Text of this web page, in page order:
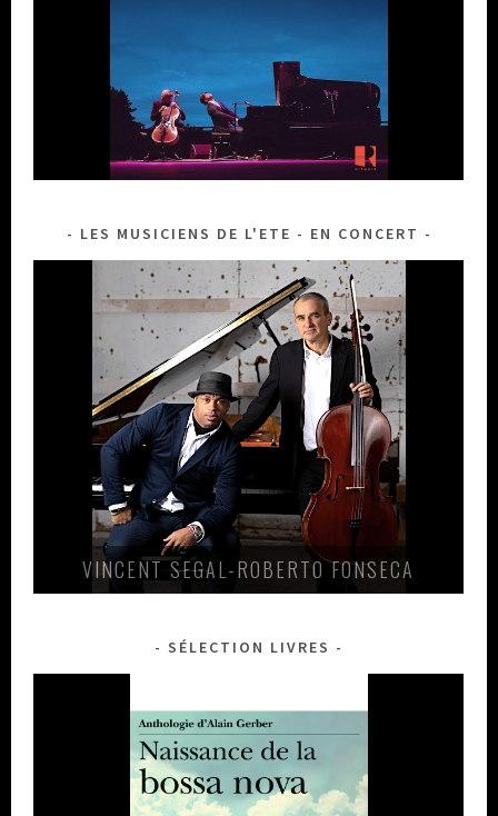
LES MUSICIENS DE L'ETE - EN CONCERT
VINCENT SEGAL-ROBERTO FONSECA
SÉLECTION LIVRES